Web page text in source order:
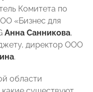
Комитета по
«Бизнес для
Анна Санникова,
директор ООО
.
области